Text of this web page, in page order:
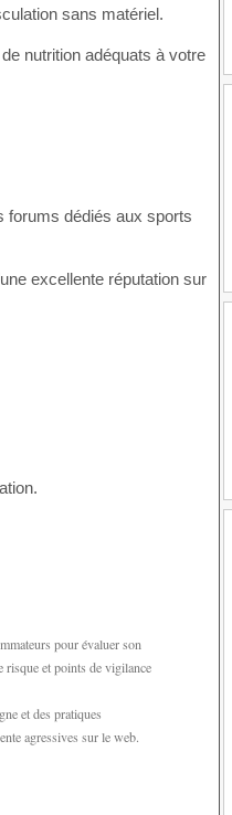
sans matériel.
nutrition adéquats à votre
forums dédiés aux sports
excellente réputation sur
pour évaluer son
risque et points de vigilance
et des pratiques
agressives sur le web.